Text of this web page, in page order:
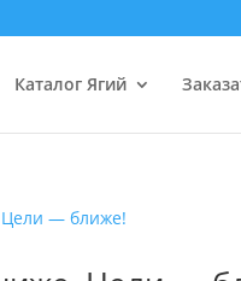
Каталог Ягий